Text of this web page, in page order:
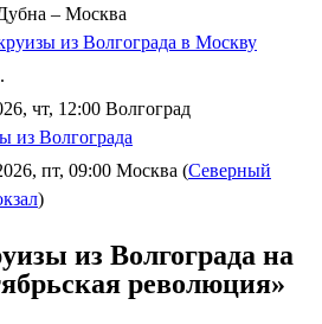
– Москва
из Волгограда в Москву
чт, 12:00 Волгоград
из Волгограда
пт, 09:00 Москва (Северный
)
из Волгограда на
революция»